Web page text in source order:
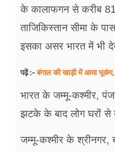
के कालाफगन से करीब
ताजिकिस्तान सीमा के
इसका असर भारत में भी
पढ़ें :-बंगाल की खाड़ी में आया
भारत के जम्मू-कश्मीर,
झटके के बाद लोग घरों से
जम्मू-कश्मीर के